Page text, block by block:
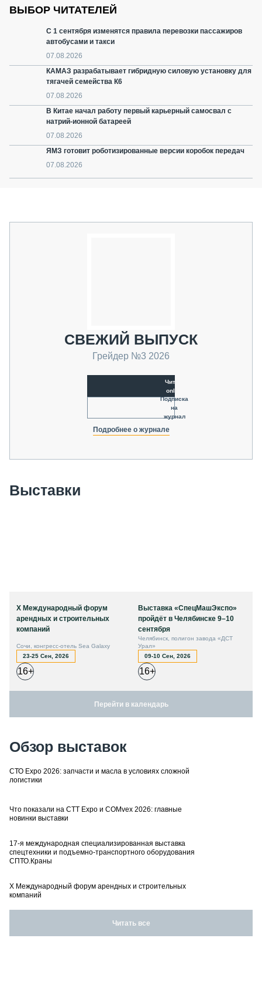
ВЫБОР ЧИТАТЕЛЕЙ
С 1 сентября изменятся правила перевозки пассажиров
автобусами и такси
07.08.2026
КАМАЗ разрабатывает гибридную силовую установку для
тягачей семейства К6
07.08.2026
В Китае начал работу первый карьерный самосвал с
натрий-ионной батареей
07.08.2026
ЯМЗ готовит роботизированные версии коробок передач
07.08.2026
СВЕЖИЙ ВЫПУСК
Грейдер №3 2026
Читать
online
Подписка
на
журнал
Подробнее о журнале
Выставки
X Международный форум
арендных и строительных
компаний
Сочи, конгресс-отель Sea Galaxy
23-25 Сен, 2026
16+
Выставка «СпецМашЭкспо»
пройдёт в Челябинске 9–10
сентября
Челябинск, полигон завода «ДСТ
Урал»
09-10 Сен, 2026
16+
Перейти в календарь
Обзор выставок
СТО Expo 2026: запчасти и масла в условиях сложной
логистики
Что показали на CTT Expo и COMvex 2026: главные
новинки выставки
17-я международная специализированная выставка
спецтехники и подъемно-транспортного оборудования
СПТО.Краны
X Международный форум арендных и строительных
компаний
Читать все